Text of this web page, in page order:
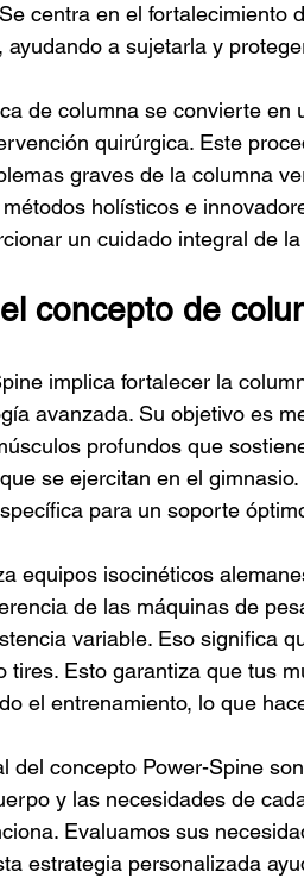
centra en el fortalecimiento
a sujetarla y
de columna se convierte en
quirúrgica. Este
graves de la columna
holísticos e
un cuidado integral de
concepto de
implica fortalecer la
avanzada. Su objetivo es
profundos que
se ejercitan en el
para un soporte
equipos isocinéticos
de las máquinas de
variable. Eso significa
tires. Esto garantiza que tus
el entrenamiento, lo que
del concepto Power-Spine
y las necesidades de
Evaluamos sus
estrategia personalizada